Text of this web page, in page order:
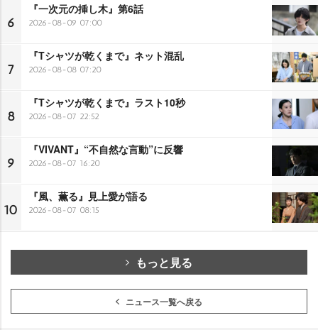
6
『一次元の挿し木』第6話
2026-08-09 07:00
7
『Tシャツが乾くまで』ネット混乱
2026-08-08 07:20
8
『Tシャツが乾くまで』ラスト10秒
2026-08-07 22:52
9
『VIVANT』“不自然な言動”に反響
2026-08-07 16:20
10
『風、薫る』見上愛が語る
2026-08-07 08:15
もっと見る
ニュース一覧へ戻る